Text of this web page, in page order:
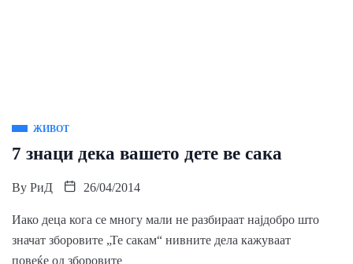
ЖИВОТ
7 знаци дека вашето дете ве сака
By РиД 26/04/2014
Иако деца кога се многу мали не разбираат најдобро што
значат зборовите „Те сакам“ нивните дела кажуваат
повеќе од зборовите